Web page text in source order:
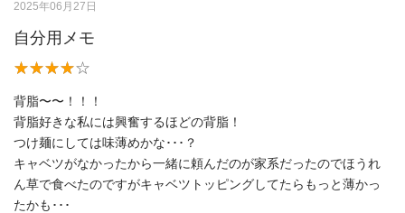
2025年06月27日
自分用メモ
背脂〜〜！！！
背脂好きな私には興奮するほどの背脂！
つけ麺にしては味薄めかな･･･？
キャベツがなかったから一緒に頼んだのが家系だったのでほうれ
ん草で食べたのですがキャベツトッピングしてたらもっと薄かっ
たかも･･･